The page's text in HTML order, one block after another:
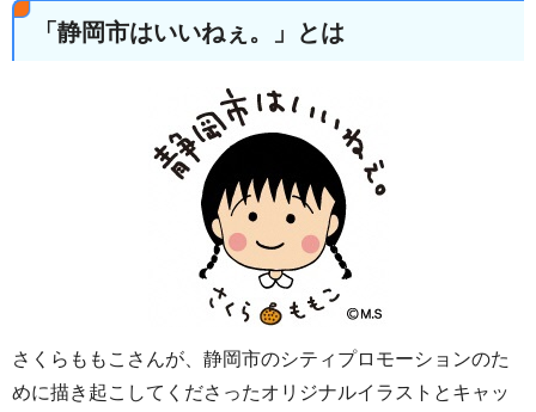
「静岡市はいいねぇ。」とは
さくらももこさんが、静岡市のシティプロモーションのた
めに描き起こしてくださったオリジナルイラストとキャッ